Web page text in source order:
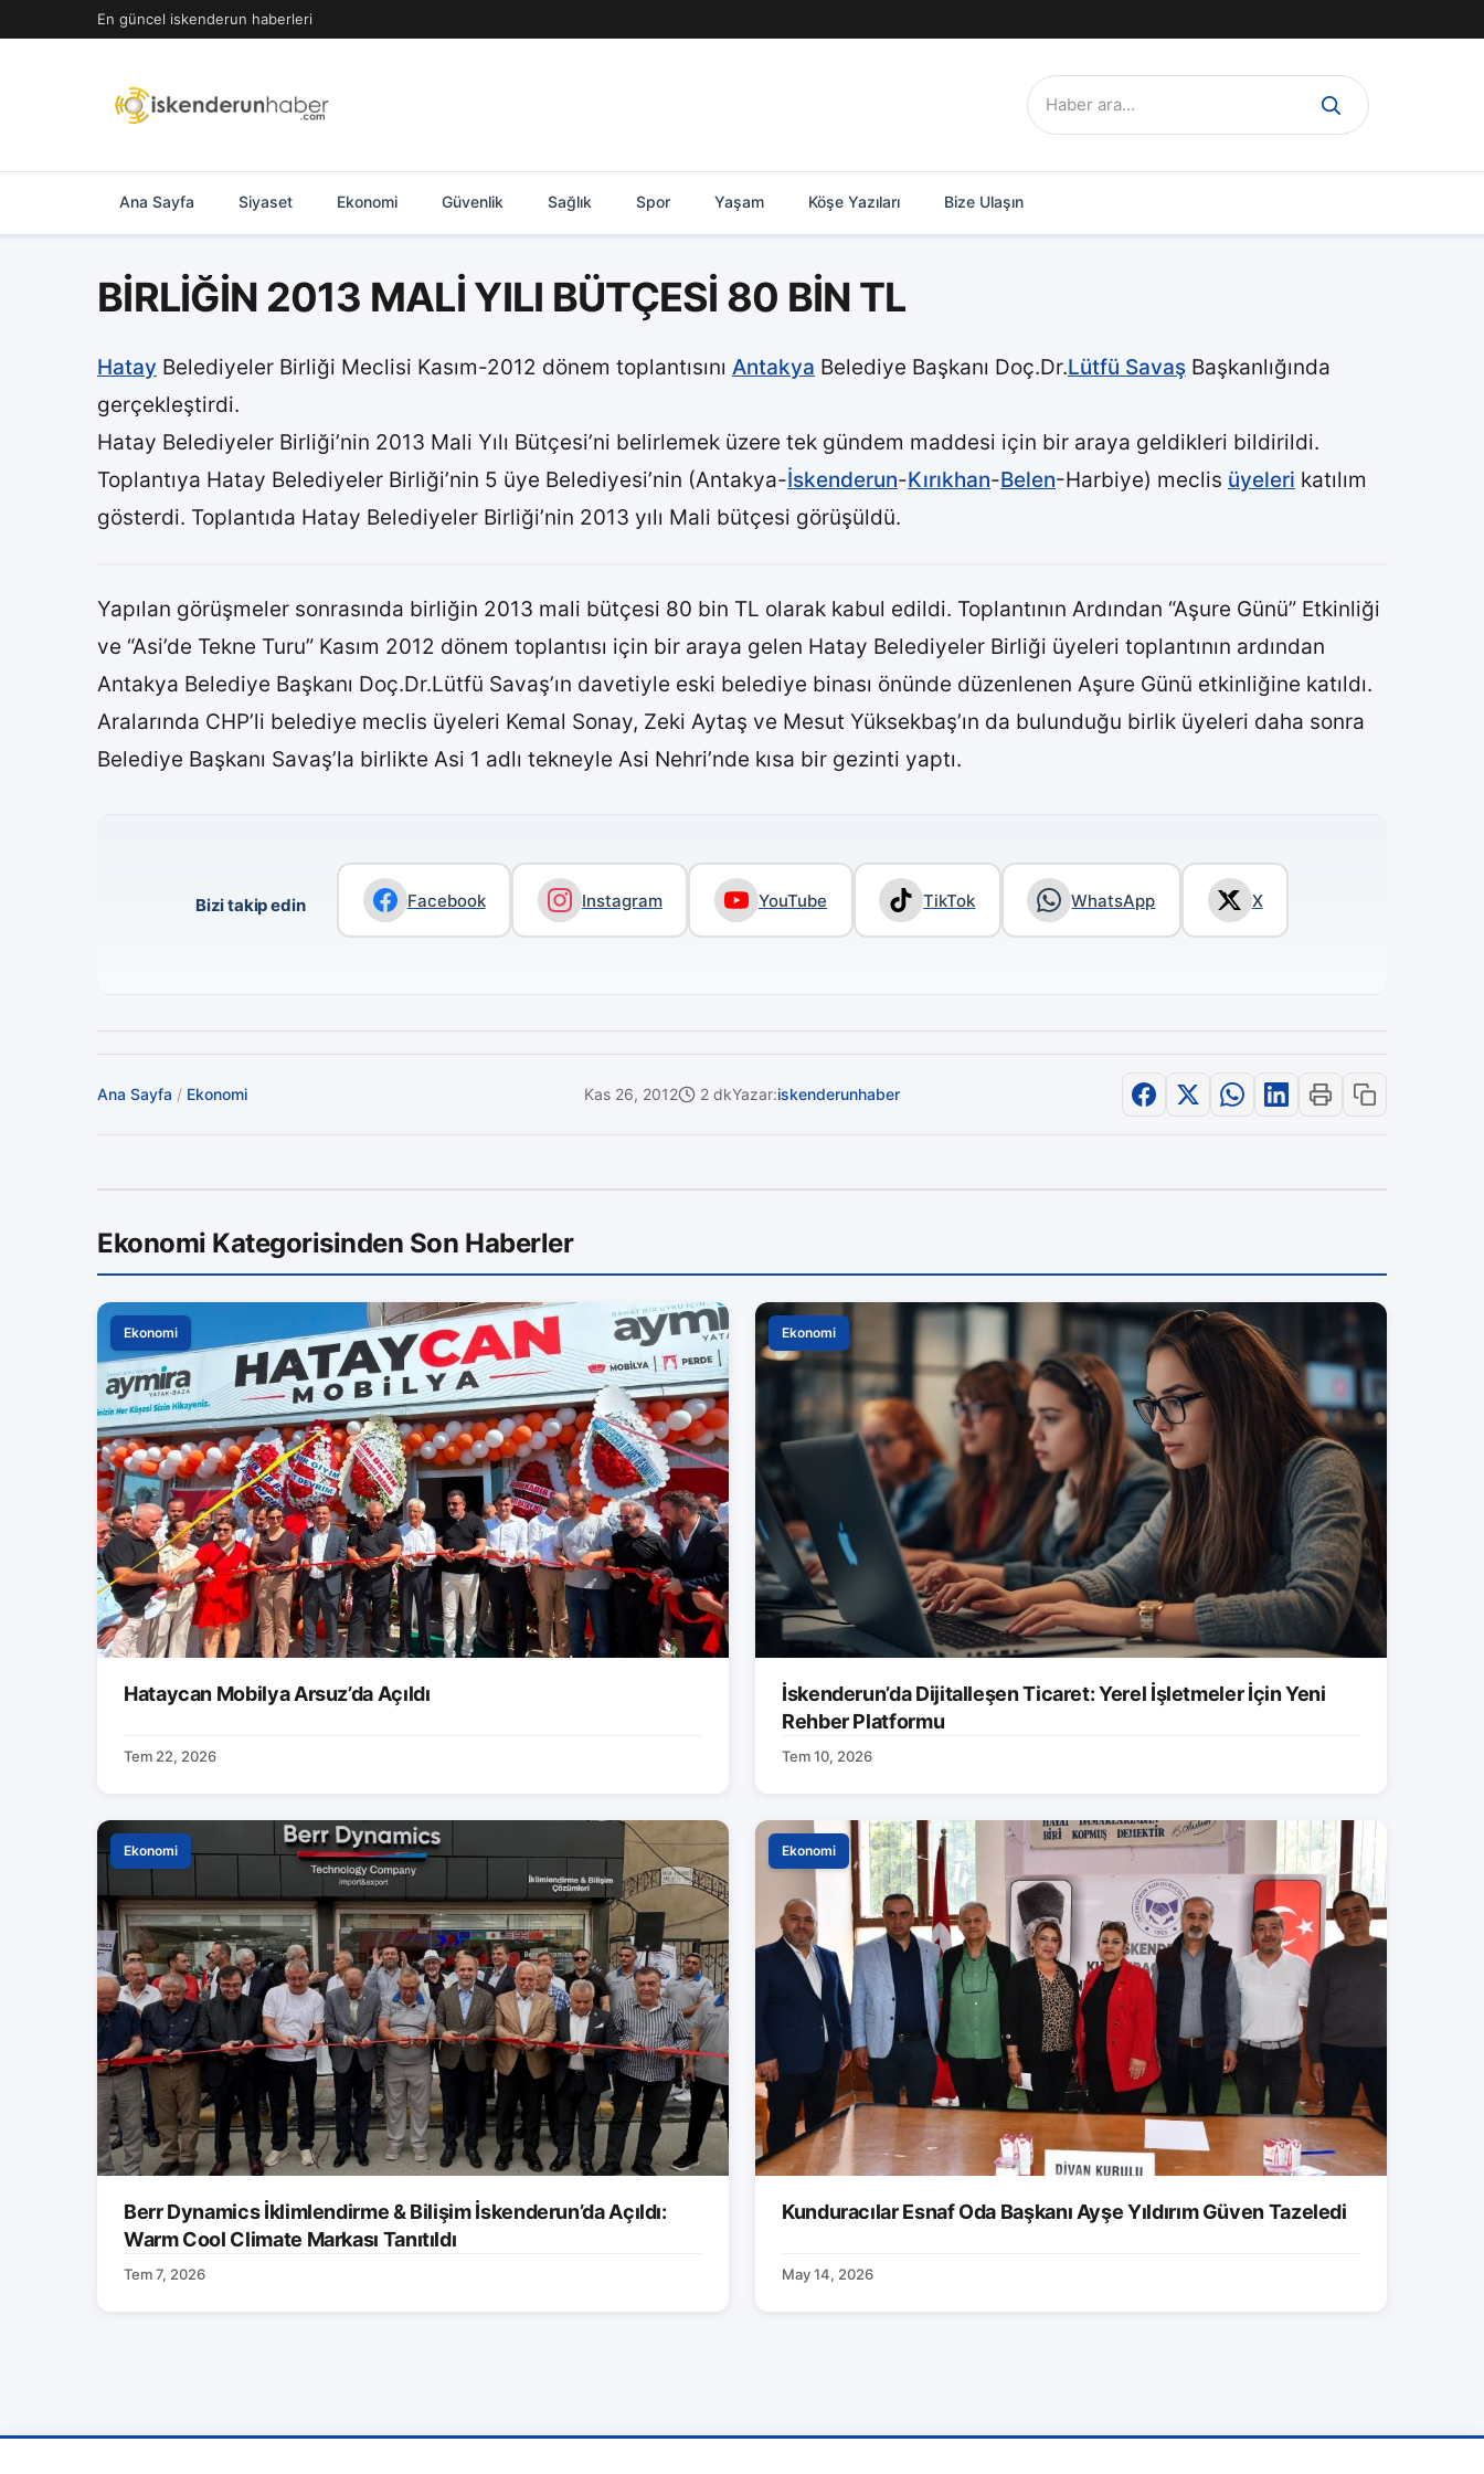
geç
En güncel iskenderun haberleri
Ara:
Ana Sayfa Siyaset Ekonomi Güvenlik Sağlık Spor Yaşam Köşe Yazıları Bize Ulaşın
BİRLİĞİN 2013 MALİ YILI BÜTÇESİ 80 BİN TL
Hatay Belediyeler Birliği Meclisi Kasım-2012 dönem toplantısını Antakya Belediye Başkanı Doç.Dr.Lütfü Savaş Başkanlığında
gerçekleştirdi.
Hatay Belediyeler Birliği’nin 2013 Mali Yılı Bütçesi’ni belirlemek üzere tek gündem maddesi için bir araya geldikleri bildirildi.
Toplantıya Hatay Belediyeler Birliği’nin 5 üye Belediyesi’nin (Antakya-İskenderun-Kırıkhan-Belen-Harbiye) meclis üyeleri katılım
gösterdi. Toplantıda Hatay Belediyeler Birliği’nin 2013 yılı Mali bütçesi görüşüldü.
Yapılan görüşmeler sonrasında birliğin 2013 mali bütçesi 80 bin TL olarak kabul edildi. Toplantının Ardından “Aşure Günü” Etkinliği
ve “Asi’de Tekne Turu” Kasım 2012 dönem toplantısı için bir araya gelen Hatay Belediyeler Birliği üyeleri toplantının ardından
Antakya Belediye Başkanı Doç.Dr.Lütfü Savaş’ın davetiyle eski belediye binası önünde düzenlenen Aşure Günü etkinliğine katıldı.
Aralarında CHP’li belediye meclis üyeleri Kemal Sonay, Zeki Aytaş ve Mesut Yüksekbaş’ın da bulunduğu birlik üyeleri daha sonra
Belediye Başkanı Savaş’la birlikte Asi 1 adlı tekneyle Asi Nehri’nde kısa bir gezinti yaptı.
Bizi takip edin Facebook Instagram YouTube TikTok WhatsApp X
Ana Sayfa / Ekonomi Kas 26, 2012 2 dkYazar:iskenderunhaber
Ekonomi Kategorisinden Son Haberler
Ekonomi
Hataycan Mobilya Arsuz’da Açıldı
Tem 22, 2026
Ekonomi
İskenderun’da Dijitalleşen Ticaret: Yerel İşletmeler İçin Yeni
Rehber Platformu
Tem 10, 2026
Ekonomi
Berr Dynamics İklimlendirme & Bilişim İskenderun’da Açıldı:
Warm Cool Climate Markası Tanıtıldı
Tem 7, 2026
Ekonomi
Kunduracılar Esnaf Oda Başkanı Ayşe Yıldırım Güven Tazeledi
May 14, 2026